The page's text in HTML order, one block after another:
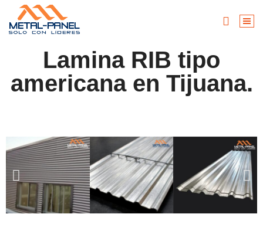
Lamina RIB tipo
americana en Tijuana.